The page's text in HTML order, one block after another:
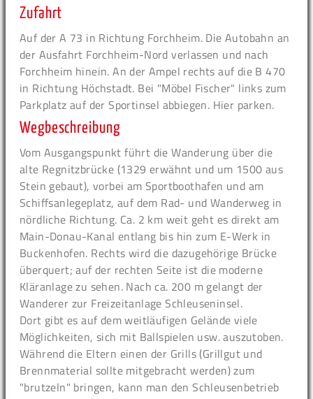
Zufahrt
Auf der A 73 in Richtung Forchheim. Die Autobahn an
der Ausfahrt Forchheim-Nord verlassen und nach
Forchheim hinein. An der Ampel rechts auf die B 470
in Richtung Höchstadt. Bei "Möbel Fischer" links zum
Parkplatz auf der Sportinsel abbiegen. Hier parken.
Wegbeschreibung
Vom Ausgangspunkt führt die Wanderung über die
alte Regnitzbrücke (1329 erwähnt und um 1500 aus
Stein gebaut), vorbei am Sportboothafen und am
Schiffsanlegeplatz, auf dem Rad- und Wanderweg in
nördliche Richtung. Ca. 2 km weit geht es direkt am
Main-Donau-Kanal entlang bis hin zum E-Werk in
Buckenhofen. Rechts wird die dazugehörige Brücke
überquert; auf der rechten Seite ist die moderne
Kläranlage zu sehen. Nach ca. 200 m gelangt der
Wanderer zur Freizeitanlage Schleuseninsel.
Dort gibt es auf dem weitläufigen Gelände viele
Möglichkeiten, sich mit Ballspielen usw. auszutoben.
Während die Eltern einen der Grills (Grillgut und
Brennmaterial sollte mitgebracht werden) zum
"brutzeln" bringen, kann man den Schleusenbetrieb